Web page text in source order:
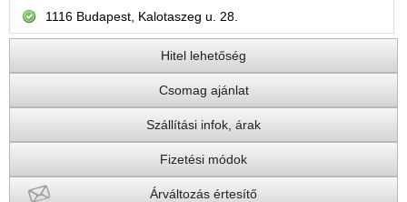
1116 Budapest, Kalotaszeg u. 28.
Hitel lehetőség
Csomag ajánlat
Szállítási infok, árak
Fizetési módok
Árváltozás értesítő